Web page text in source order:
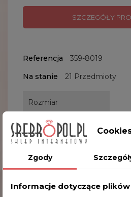
SZCZEGÓŁY
Referencja
359-8019
Na stanie
21 Przedmioty
Rozmiar
H:32cm
Zgody
Informacje dotyczące